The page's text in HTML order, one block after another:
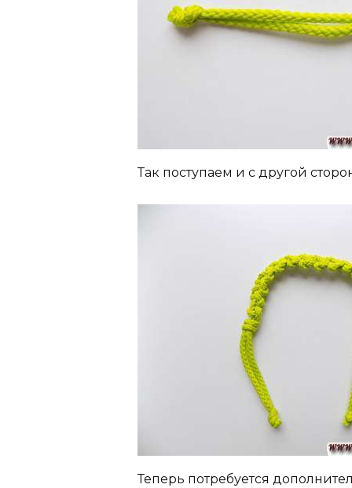
Так поступаем и с другой
Теперь потребуется